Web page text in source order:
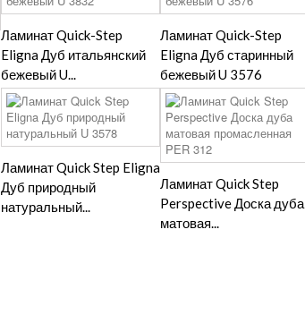
Ламинат Quick-Step
Eligna Дуб итальянский
бежевый U...
Ламинат Quick-Step
Eligna Дуб старинный
бежевый U 3576
Ламинат Quick Step Eligna
Дуб природный
натуральный...
Ламинат Quick Step
Perspective Доска дуба
матовая...